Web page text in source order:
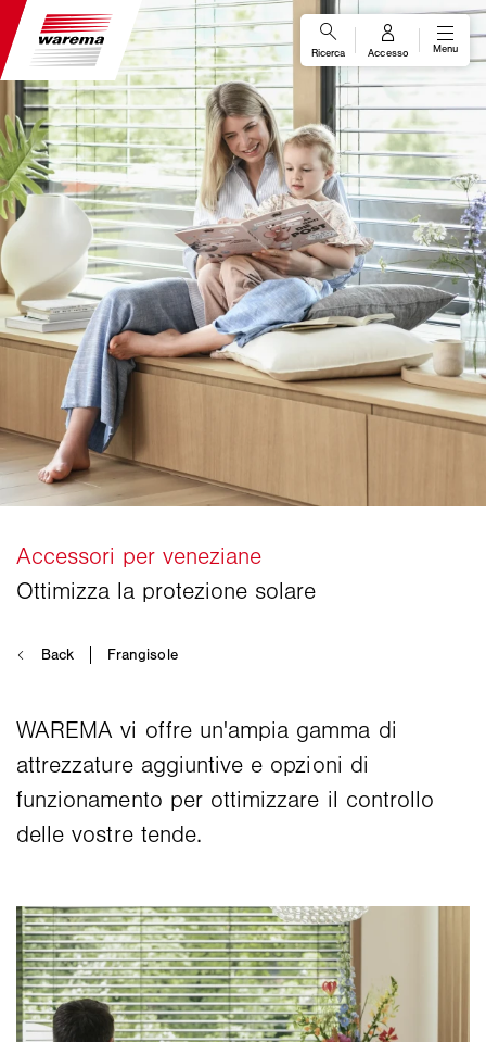
WAREMA vi offre un'ampia gamma di
attrezzature aggiuntive e opzioni di
funzionamento per ottimizzare il controllo
delle vostre tende.